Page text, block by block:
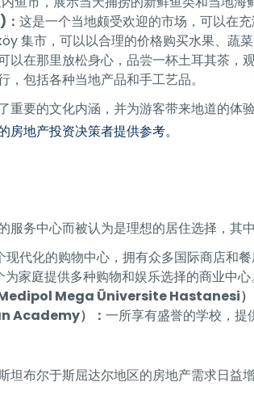
：这是一个当地颇受欢迎的市场，可以在
集市，可以以合理的价格购买水果、蔬菜
以在那里放松身心，品尝一杯土耳其茶，观
包括各种当地产品和手工艺品。
重要的文化内涵，并为游客带来地道的体
地产投资决策者提供参考。
务中心而被认为是理想的居住选择，其
现代化的购物中心，拥有众多国际商店和餐
为家庭提供多种购物和娱乐选择的商业中心。
Mega Üniversite Hastanesi
Academy）：一所享有盛誉的学校，提
坦布尔于斯屈达尔地区的房地产需求日